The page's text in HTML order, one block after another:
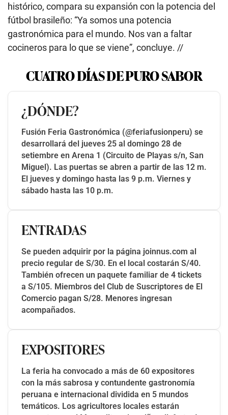
histórico, compara su expansión con la potencia del
fútbol brasileño: “Ya somos una potencia
gastronómica para el mundo. Nos van a faltar
cocineros para lo que se viene”, concluye. //
CUATRO DÍAS DE PURO SABOR
¿DÓNDE?
Fusión Feria Gastronómica (@feriafusionperu) se
desarrollará del jueves 25 al domingo 28 de
setiembre en Arena 1 (Circuito de Playas s/n, San
Miguel). Las puertas se abren a partir de las 12 m.
El jueves y domingo hasta las 9 p.m. Viernes y
sábado hasta las 10 p.m.
ENTRADAS
Se pueden adquirir por la página joinnus.com al
precio regular de S/30. En el local costarán S/40.
También ofrecen un paquete familiar de 4 tickets
a S/105. Miembros del Club de Suscriptores de El
Comercio pagan S/28. Menores ingresan
acompañados.
EXPOSITORES
La feria ha convocado a más de 60 expositores
con la más sabrosa y contundente gastronomía
peruana e internacional dividida en 5 mundos
temáticos. Los agricultores locales estarán